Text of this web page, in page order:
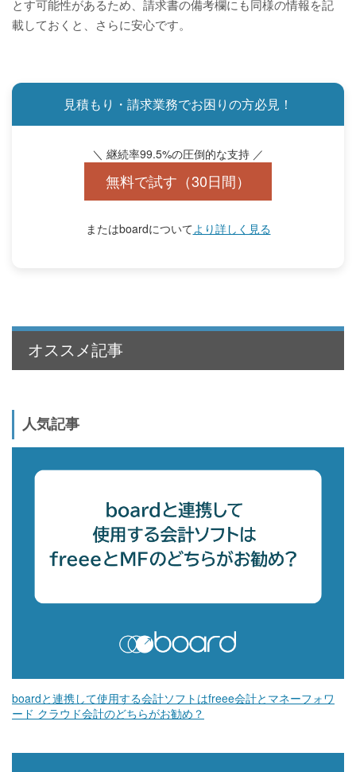
とす可能性があるため、請求書の備考欄にも同様の情報を記
載しておくと、さらに安心です。
見積もり・請求業務でお困りの方必見！
＼ 継続率99.5%の圧倒的な支持 ／
無料で試す（30日間）
またはboardについてより詳しく見る
オススメ記事
人気記事
boardと連携して使用する会計ソフトはfreee会計とマネーフォワ
ード クラウド会計のどちらがお勧め？